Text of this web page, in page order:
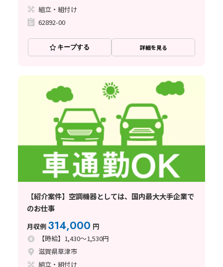
組立・組付け
62892-00
キープする 詳細を見る
【紹介案件】空調機器としては、国内最大大手企業で
のお仕事
月収例 314,000 円
【時給】1,430～1,530円
滋賀県草津市
組立・組付け